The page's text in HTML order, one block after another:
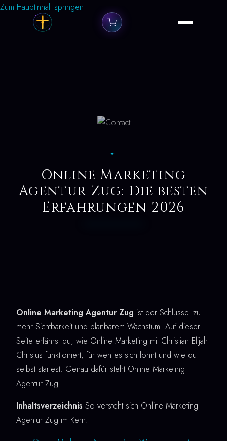
Zum Hauptinhalt springen
✦
Online Marketing
Agentur Zug: Die besten
Erfahrungen 2026
Online Marketing Agentur Zug ist der Schlüssel zu
mehr Sichtbarkeit und planbarem Wachstum. Auf dieser
Seite erfährst du, wie Online Marketing mit Christian Elijah
Christus funktioniert, für wen es sich lohnt und wie du
selbst startest. Genau dafür steht Online Marketing
Agentur Zug.
Inhaltsverzeichnis So versteht sich Online Marketing
Agentur Zug im Kern.